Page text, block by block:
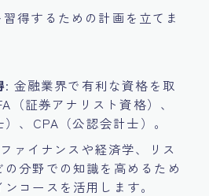
得するための計画を立てま
: 金融業界で有利な資格を取
（証券アナリスト資格）、
、CPA（公認会計士）。
ァイナンスや経済学、リス
の分野での知識を高めるため
コースを活用します。